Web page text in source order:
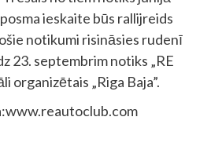
ieskaite būs rallijreids
notikumi risināsies rudenī
23. septembrim notiks „RE
organizētais „Riga Baja”.